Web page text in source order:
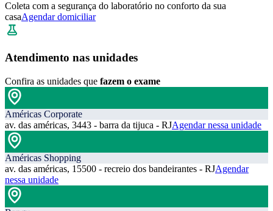
Coleta com a segurança do laboratório no conforto da sua
casaAgendar domiciliar
Atendimento nas unidades
Confira as unidades que fazem o exame
Américas Corporate
av. das américas, 3443 - barra da tijuca - RJAgendar nessa unidade
Américas Shopping
av. das américas, 15500 - recreio dos bandeirantes - RJAgendar
nessa unidade